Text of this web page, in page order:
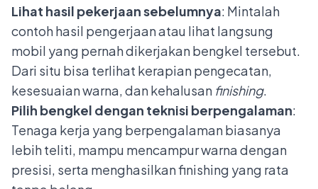
Lihat hasil pekerjaan sebelumnya: Mintalah
contoh hasil pengerjaan atau lihat langsung
mobil yang pernah dikerjakan bengkel tersebut.
Dari situ bisa terlihat kerapian pengecatan,
kesesuaian warna, dan kehalusan finishing.
Pilih bengkel dengan teknisi berpengalaman:
Tenaga kerja yang berpengalaman biasanya
lebih teliti, mampu mencampur warna dengan
presisi, serta menghasilkan finishing yang rata